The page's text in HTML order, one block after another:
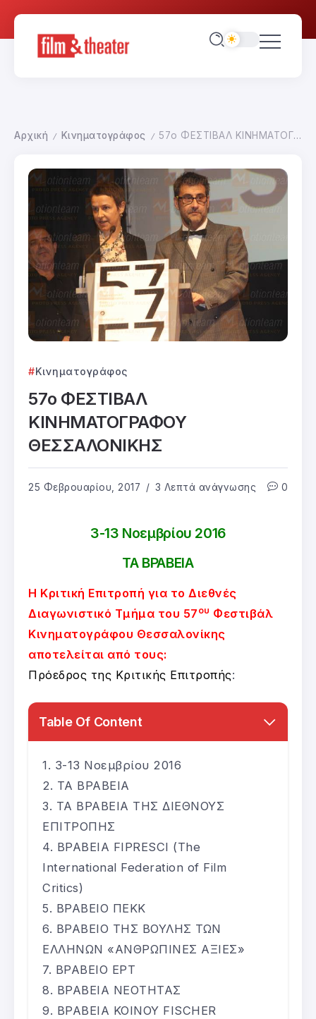
Αρχική / Κινηματογράφος / 57ο ΦΕΣΤΙΒΑΛ ΚΙΝΗΜΑΤΟΓΡΑΦΟΥ ΘΕΣΣΑΛΟΝΙΚΗΣ
Κινηματογράφος
57ο ΦΕΣΤΙΒΑΛ
ΚΙΝΗΜΑΤΟΓΡΑΦΟΥ
ΘΕΣΣΑΛΟΝΙΚΗΣ
25 Φεβρουαρίου, 2017 3 Λεπτά ανάγνωσης 0
3-13 Νοεμβρίου 2016
ΤΑ ΒΡΑΒΕΙΑ
Η Κριτική Επιτροπή για το Διεθνές
Διαγωνιστικό Τμήμα του 57 ου Φεστιβάλ
Κινηματογράφου Θεσσαλονίκης
αποτελείται από τους:
Πρόεδρος της Κριτικής Επιτροπής:
Table Of Content
3-13 Νοεμβρίου 2016
ΤΑ ΒΡΑΒΕΙΑ
ΤΑ ΒΡΑΒΕΙΑ ΤΗΣ ΔΙΕΘΝΟΥΣ
ΕΠΙΤΡΟΠΗΣ
ΒΡΑΒΕΙΑ FIPRESCI (The
International Federation of Film
Critics)
ΒΡΑΒΕΙΟ ΠΕΚΚ
ΒΡΑΒΕΙΟ ΤΗΣ ΒΟΥΛΗΣ ΤΩΝ
ΕΛΛΗΝΩΝ «ΑΝΘΡΩΠΙΝΕΣ ΑΞΙΕΣ»
ΒΡΑΒΕΙΟ ΕΡΤ
ΒΡΑΒΕΙΑ ΝΕΟΤΗΤΑΣ
BΡΑΒΕΙΑ ΚΟΙΝΟΥ FISCHER